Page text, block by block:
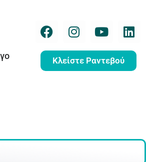
Κλείστε Ραντεβού